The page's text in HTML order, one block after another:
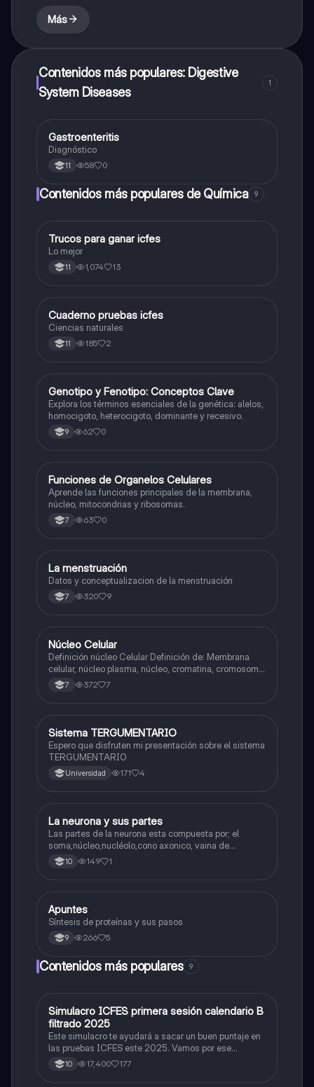
Más
Contenidos más populares: Digestive
System Diseases
1
Biologia
Gastroenteritis
Diagnóstico
11 58 0
Contenidos más populares de Química 9
Química
Trucos para ganar icfes
Lo mejor
11 1,074 13
Biologia
Cuaderno pruebas icfes
Ciencias naturales
11 185 2
GBiologia
Genotipo y Fenotipo: Conceptos Clave
Explora los términos esenciales de la genética: alelos,
homocigoto, heterocigoto, dominante y recesivo.
9 62 0
FBiologia
Funciones de Organelos Celulares
Aprende las funciones principales de la membrana,
núcleo, mitocondrias y ribosomas.
7 63 0
Biologia
La menstruación
Datos y conceptualizacion de la menstruación
7 320 9
Biologia
Núcleo Celular
Definición núcleo Celular Definición de: Membrana
celular, núcleo plasma, núcleo, cromatina, cromosoma
Interfase Fases de la interfase
7 372 7
Biologia
Sistema TERGUMENTARIO
Espero que disfruten mi presentación sobre el sistema
TERGUMENTARIO
Universidad 171 4
Biologia
La neurona y sus partes
Las partes de la neurona esta compuesta por; el
soma,núcleo,nucléolo,cono axonico, vaina de
mielina,celula schwan,núcleo de schwann,nódulo de
Ranvier,terminal axonico Arborizacion terminal, botón
10 149 1
Biologia
Apuntes
Síntesis de proteínas y sus pasos
9 266 5
Contenidos más populares 9
ICFES: Matemáticas
Simulacro ICFES primera sesión calendario B
filtrado 2025
Este simulacro te ayudará a sacar un buen puntaje en
las pruebas ICFES este 2025. Vamos por ese
500/500. Y poder ser admitido en la universidad que
quieras, estudiar la carrera que quieres y no la que te
10 17,400 177